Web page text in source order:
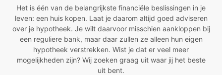
Het is één van de belangrijkste financiële beslissingen in je
leven: een huis kopen. Laat je daarom altijd goed adviseren
over je hypotheek. Je wilt daarvoor misschien aankloppen bij
een reguliere bank, maar daar zullen ze alleen hun eigen
hypotheek verstrekken. Wist je dat er veel meer
mogelijkheden zijn? Wij zoeken graag uit waar jij het beste
uit bent.